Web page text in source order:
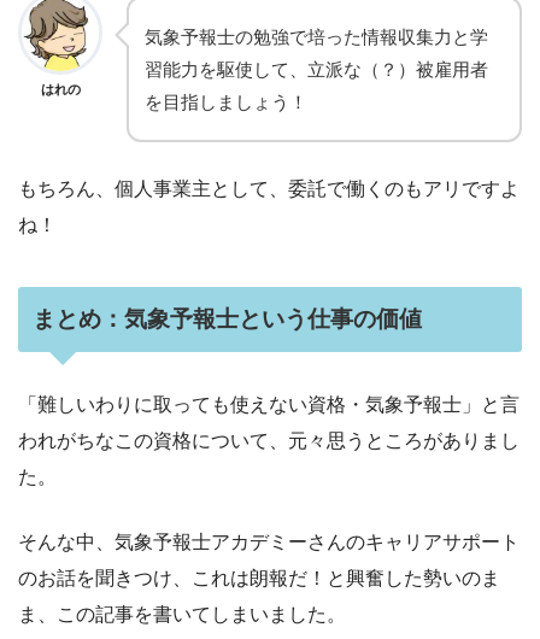
はれの
気象予報士の勉強で培った情報収集力と学
習能力を駆使して、立派な（？）被雇用者
を目指しましょう！
もちろん、個人事業主として、委託で働くのもアリですよ
ね！
まとめ：気象予報士という仕事の価値
「難しいわりに取っても使えない資格・気象予報士」と言
われがちなこの資格について、元々思うところがありまし
た。
そんな中、気象予報士アカデミーさんのキャリアサポート
のお話を聞きつけ、これは朗報だ！と興奮した勢いのま
ま、この記事を書いてしまいました。